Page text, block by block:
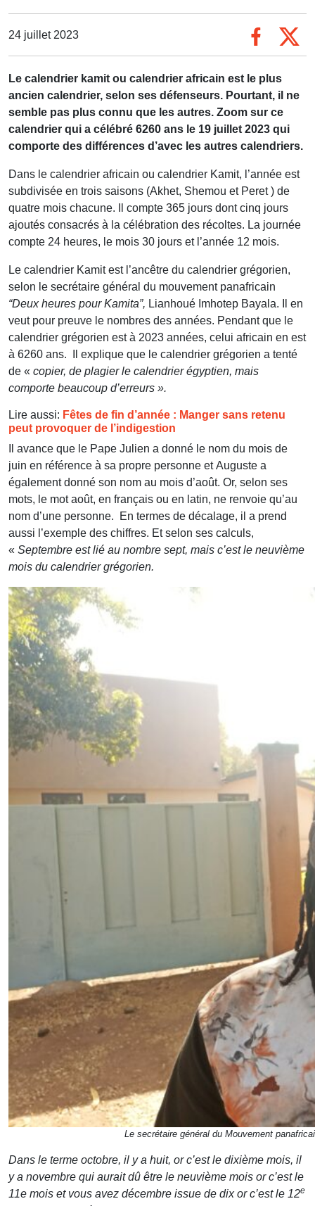
24 juillet 2023
Le calendrier kamit ou calendrier africain est le plus
ancien calendrier, selon ses défenseurs. Pourtant, il ne
semble pas plus connu que les autres. Zoom sur ce
calendrier qui a célébré 6260 ans le 19 juillet 2023 qui
comporte des différences d’avec les autres calendriers.
Dans le calendrier africain ou calendrier Kamit, l’année est
subdivisée en trois saisons (Akhet, Shemou et Peret ) de
quatre mois chacune. Il compte 365 jours dont cinq jours
ajoutés consacrés à la célébration des récoltes. La journée
compte 24 heures, le mois 30 jours et l’année 12 mois.
Le calendrier Kamit est l’ancêtre du calendrier grégorien,
selon le secrétaire général du mouvement panafricain
“Deux heures pour Kamita”, Lianhoué Imhotep Bayala. Il en
veut pour preuve le nombres des années. Pendant que le
calendrier grégorien est à 2023 années, celui africain en est
à 6260 ans. Il explique que le calendrier grégorien a tenté
de « copier, de plagier le calendrier égyptien, mais
comporte beaucoup d’erreurs ».
Lire aussi: Fêtes de fin d’année : Manger sans retenu
peut provoquer de l’indigestion
Il avance que le Pape Julien a donné le nom du mois de
juin en référence à sa propre personne et Auguste a
également donné son nom au mois d’août. Or, selon ses
mots, le mot août, en français ou en latin, ne renvoie qu’au
nom d’une personne. En termes de décalage, il a prend
aussi l’exemple des chiffres. Et selon ses calculs,
« Septembre est lié au nombre sept, mais c’est le neuvième
mois du calendrier grégorien.
Le secrétaire général du Mouvement
Dans le terme octobre, il y a huit, or c’est le dixième mois, il
y a novembre qui aurait dû être le neuvième mois or c’est le
11e mois et vous avez décembre issue de dix or c’est le 12e